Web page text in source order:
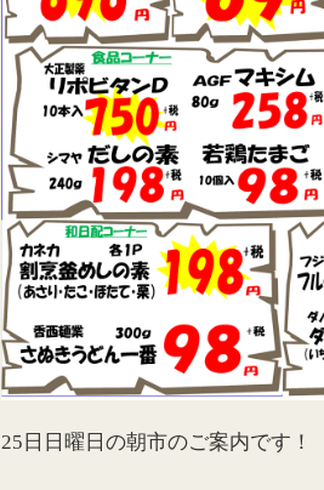
25日日曜日の朝市のご案内です！